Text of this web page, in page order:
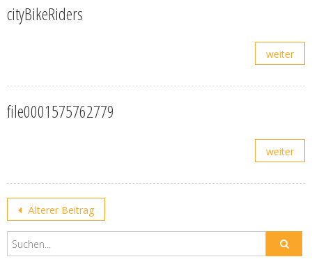
cityBikeRiders
weiter
file0001575762779
weiter
Posts
navigation
Älterer Beitrag